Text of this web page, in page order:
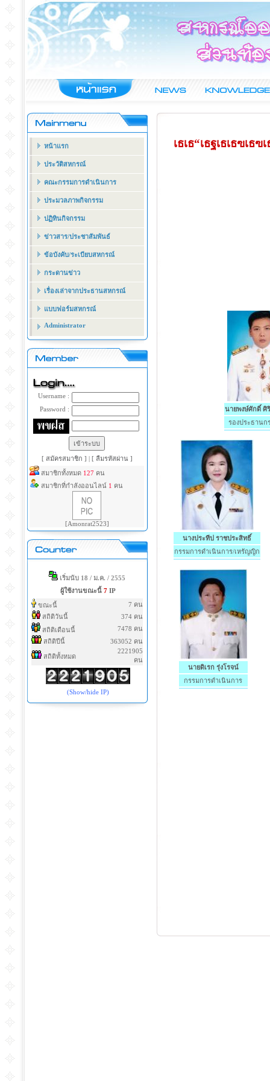
หน้าแรก
ประวัติสหกรณ์
คณะกรรมการดำเนินการ
ประมวลภาพกิจกรรม
ปฏิทินกิจกรรม
ข่าวสาร/ประชาสัมพันธ์
ข้อบังคับ/ระเบียบสหกรณ์
กระดานข่าว
เรื่องเล่าจากประธานสหกรณ์
แบบฟอร์มสหกรณ์
Administrator
Username :
Password :
[ สมัครสมาชิก ] | [ ลืมรหัสผ่าน ]
สมาชิกทั้งหมด 127 คน
สมาชิกที่กำลังออนไลน์ 1 คน
[Amonrat2523]
เริ่มนับ 18 / ม.ค. / 2555
ผู้ใช้งานขณะนี้ 7IP
ขณะนี้
7 คน
สถิติวันนี้
374 คน
สถิติเดือนนี้
7478 คน
สถิติปีนี้
363052 คน
สถิติทั้งหมด
2221905
คน
(Show/hide IP)
เธเธ“เธฐเธเธฃเธ
นายพงษ์ศักดิ์ ศิ
รองประธานก
นางประทีป ราชประสิทธิ์
กรรมการดำเนินการ/เหรัญญิก
นายดิเรก รุ่งโรจน์
กรรมการดำเนินการ